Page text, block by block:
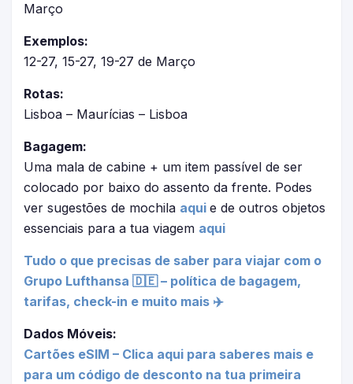
Março
Exemplos:
12-27, 15-27, 19-27 de Março
Rotas:
Lisboa – Maurícias – Lisboa
Bagagem:
Uma mala de cabine + um item passível de ser
colocado por baixo do assento da frente. Podes
ver sugestões de mochila aqui e de outros objetos
essenciais para a tua viagem aqui
Tudo o que precisas de saber para viajar com o
Grupo Lufthansa 🇩🇪 – política de bagagem,
tarifas, check-in e muito mais ✈️
Dados Móveis:
Cartões eSIM – Clica aqui para saberes mais e
para um código de desconto na tua primeira